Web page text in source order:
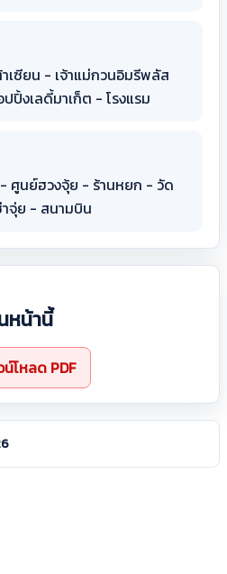
เซียน - เจ้าแม่กวนอิมรีพลัส
ปิ้งเลดี้มาเก็ต - โรงแรม
ศูนย์ฮวงจุ้ย - ร้านหยก - วัด
จุ่ย - สนามบิน
หน้านี้
น์โหลด PDF